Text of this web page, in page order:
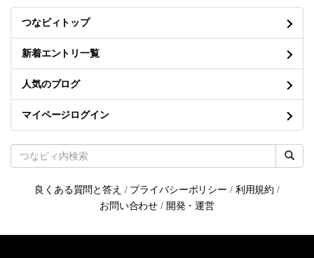
つなビィトップ
新着エントリ一覧
人気のブログ
マイページログイン
良くある質問と答え / プライバシーポリシー / 利用規約 /
お問い合わせ / 開発・運営